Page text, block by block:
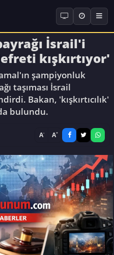
İsrail'i
kışkırtıyor'
şampiyonluk
taşıması İsrail
Bakan, 'kışkırtıcılık'
bulundu.
A- A+